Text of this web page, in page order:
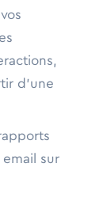
d'une
sur